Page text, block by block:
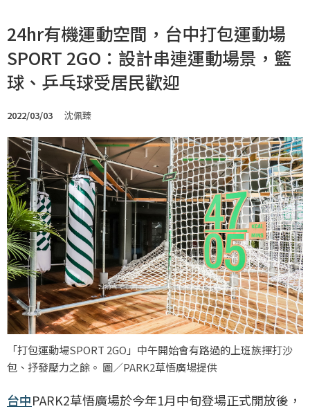
24hr有機運動空間，台中打包運動場
SPORT 2GO：設計串連運動場景，籃
球、乒乓球受居民歡迎
2022/03/03 沈佩臻
「打包運動場SPORT 2GO」中午開始會有路過的上班族揮打沙
包、抒發壓力之餘。 圖／PARK2草悟廣場提供
台中PARK2草悟廣場於今年1月中旬登場正式開放後，